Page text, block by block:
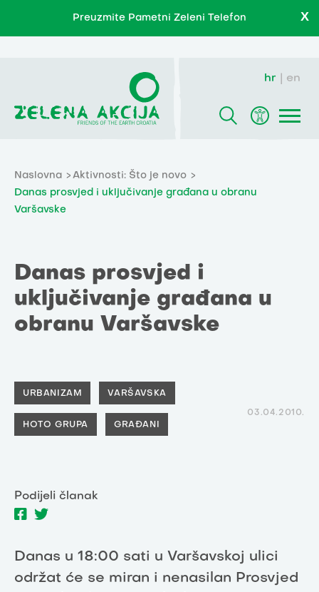
Preuzmite Pametni Zeleni Telefon X
hr en
Naslovna
Aktivnosti: Što je novo
Danas prosvjed i uključivanje građana u obranu
Varšavske
Danas prosvjed i
uključivanje građana u
obranu Varšavske
URBANIZAM VARŠAVSKA
HOTO GRUPA GRAĐANI
03.04.2010.
Podijeli članak
Danas u 18:00 sati u Varšavskoj ulici
održat će se miran i nenasilan Prosvjed